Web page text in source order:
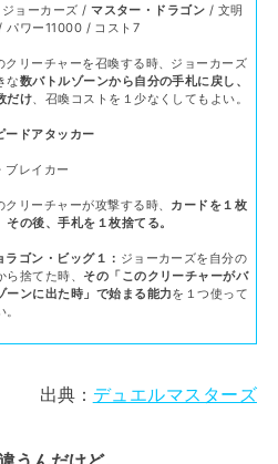
ジョーカーズ /マスター・ドラゴン / 文明
パワー11000 / コスト7
クリーチャーを召喚する時、ジョーカーズ
な数バトルゾーンから自分の手札に戻し、
だけ 、召喚コストを１少なくしてもよい。
ードアタッカー
レイカー
リーチャーが攻撃する時、 カードを１枚
その後、手札を１枚捨てる。
ゴン・ビッグ１： ジョーカーズを自分の
ら捨てた時、 その「このクリーチャーがバ
ーンに出た時」で始まる能力を１つ使って
。
出典： デュエルマスターズ